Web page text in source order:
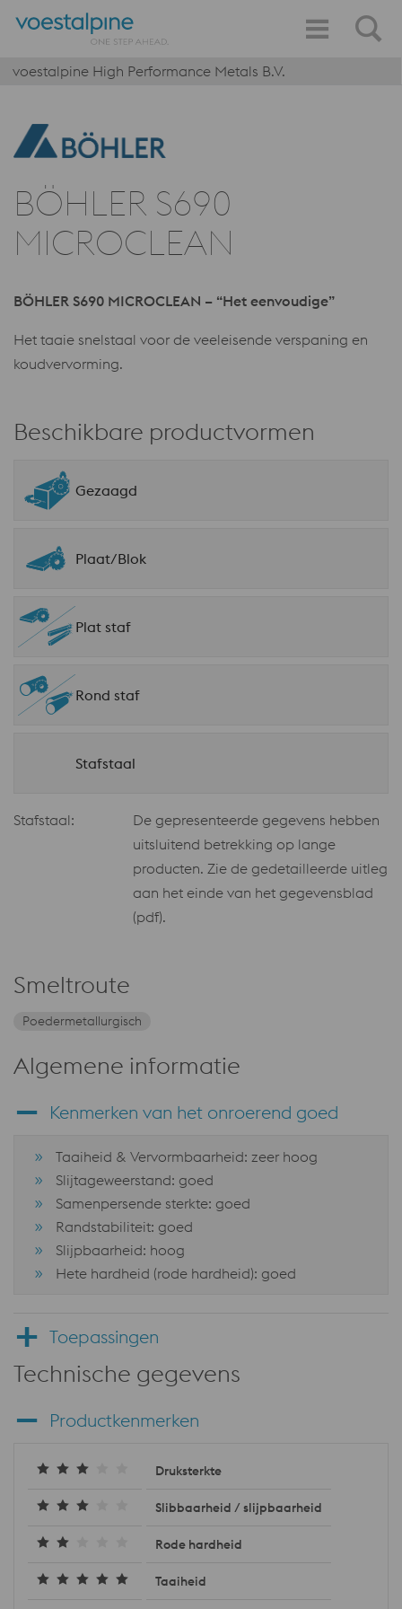
voestalpine High Performance Metals B.V.
BÖHLER S690
MICROCLEAN
BÖHLER S690 MICROCLEAN – “Het eenvoudige”
Het taaie snelstaal voor de veeleisende verspaning en
koudvervorming.
Beschikbare productvormen
Gezaagd
Plaat/Blok
Plat staf
Rond staf
Stafstaal
Stafstaal:
De gepresenteerde gegevens hebben
uitsluitend betrekking op lange
producten. Zie de gedetailleerde uitleg
aan het einde van het gegevensblad
(pdf).
Smeltroute
Poedermetallurgisch
Algemene informatie
Kenmerken van het onroerend goed
Taaiheid & Vervormbaarheid: zeer hoog
Slijtageweerstand: goed
Samenpersende sterkte: goed
Randstabiliteit: goed
Slijpbaarheid: hoog
Hete hardheid (rode hardheid): goed
Toepassingen
Technische gegevens
Productkenmerken
Druksterkte
Slibbaarheid / slijpbaarheid
Rode hardheid
Taaiheid